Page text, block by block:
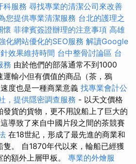
科服務 尋找專業的清潔公司來改善
您提供專業清潔服務 台北的護理之
懷 菲律賓簽證辦理的注意事項 高雄
化網站優化的SEO服務 解讀Google
效果維持時間 台中整骨討論區 台
務 由於他們的部落通常不到1000
運輸小但有價值的商品（茶，鴉
速度也是一種商業意義 找專業會計公
，提供隱密調查服務 - 以天文價格
發貨的貨物，更不用說船上了巨大的
這導致了來自中國片段之間的茶競賽
在18世紀，形成了最先進的商業和
。 自1870年代以來，輪船已經獲
額外上層甲板。 專業的外燴服